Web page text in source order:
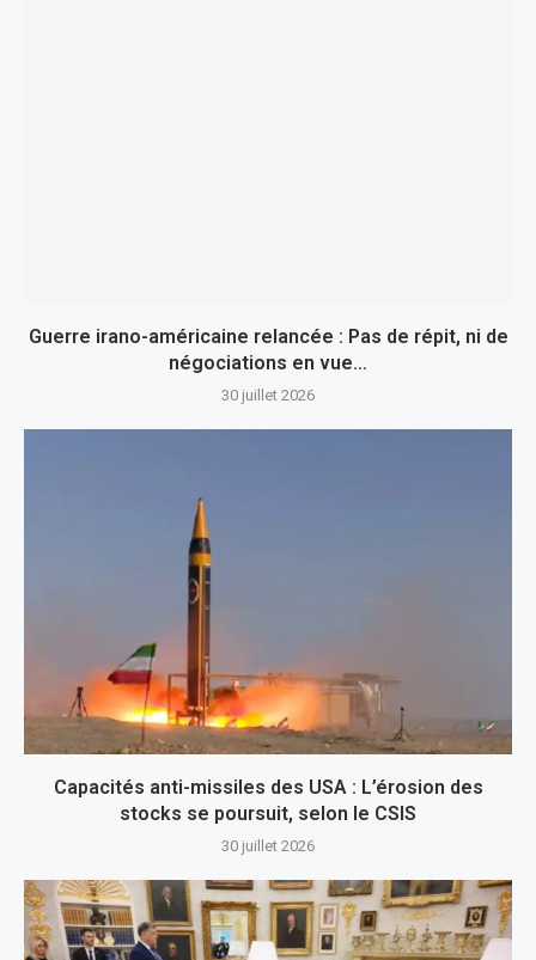
Guerre irano-américaine relancée : Pas de répit, ni de
négociations en vue…
30 juillet 2026
Capacités anti-missiles des USA : L’érosion des
stocks se poursuit, selon le CSIS
30 juillet 2026